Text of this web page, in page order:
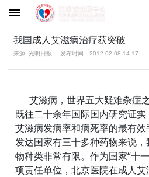
我国成人艾滋病治疗获突破
来源: 光明日报 发布时间：2012-02-08 14:17
艾滋病，世界五大疑难杂症之
既往二十余年国际国内研究证实
艾滋病发病率和病死率的最有
发达国家有三十多种药物来说
物种类非常有限。作为国家“十
项责任单位，北京医院在成人